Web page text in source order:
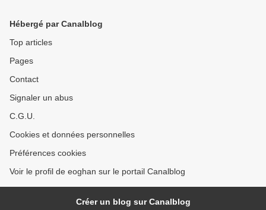
Hébergé par Canalblog
Top articles
Pages
Contact
Signaler un abus
C.G.U.
Cookies et données personnelles
Préférences cookies
Voir le profil de eoghan sur le portail Canalblog
Créer un blog sur Canalblog